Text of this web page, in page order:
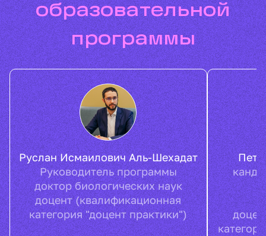
образовательной
программы
РусланИсмаиловичАль-Шехадат
Руководитель программы
доктор биологических наук
доцент (квалификационная
категория "доцент практики")